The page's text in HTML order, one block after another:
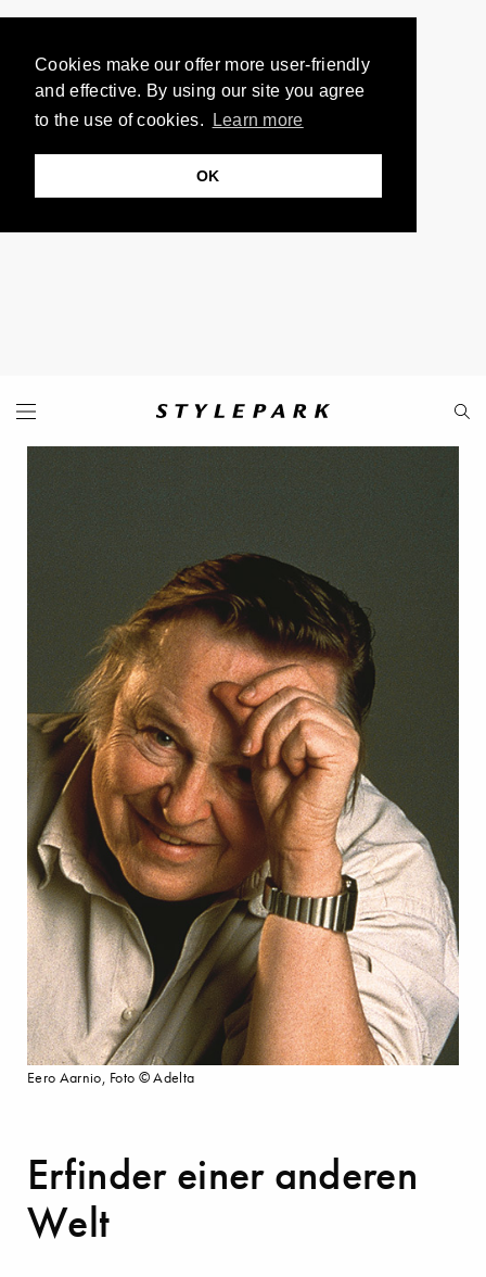
Cookies make our offer more user-friendly
and effective. By using our site you agree
to the use of cookies.
Learn more
OK
Erfinder einer anderen
Welt
Eero Aarnio, Foto © Adelta